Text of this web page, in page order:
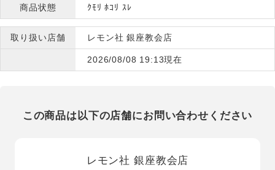
商品状態 ｸﾓﾘ ﾎｺﾘ ｽﾚ
取り扱い店舗 レモン社 銀座教会店
2026/08/08 19:13現在
この商品は以下の店舗にお問い合わせください
レモン社 銀座教会店